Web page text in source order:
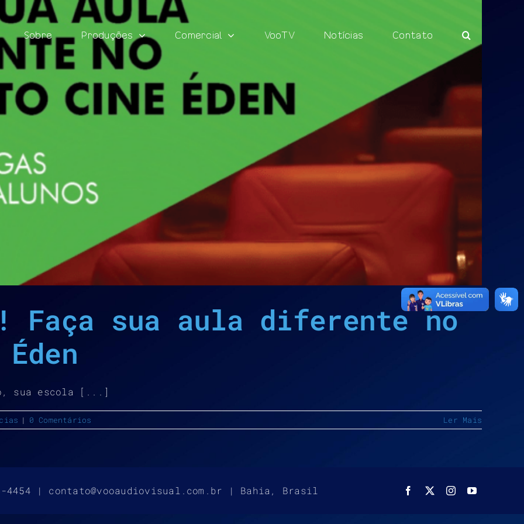
Sobre Produções Comercial VooTV Notícias Contato
Faça sua aula diferente no
sua escola [...]
| 0 Comentários Ler Mais
4454 | contato@vooaudiovisual.com.br | Bahia, Brasil